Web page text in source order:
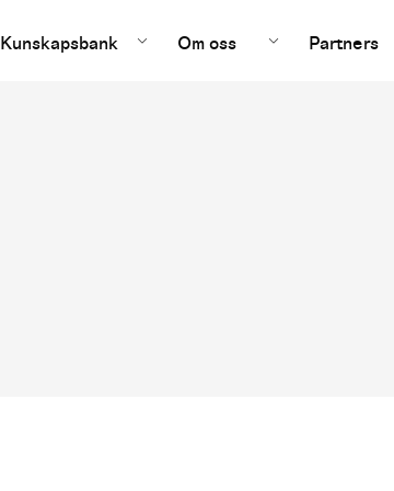
Kunskapsbank Om oss Partners